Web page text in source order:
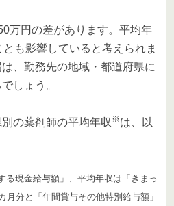
万円の差があります。平均年
も影響していると考えられま
、勤務先の地域・都道府県に
しょう。
の薬剤師の平均年収※は、以
現金給与額」、平均年収は「きまっ
月分と「年間賞与その他特別給与額」